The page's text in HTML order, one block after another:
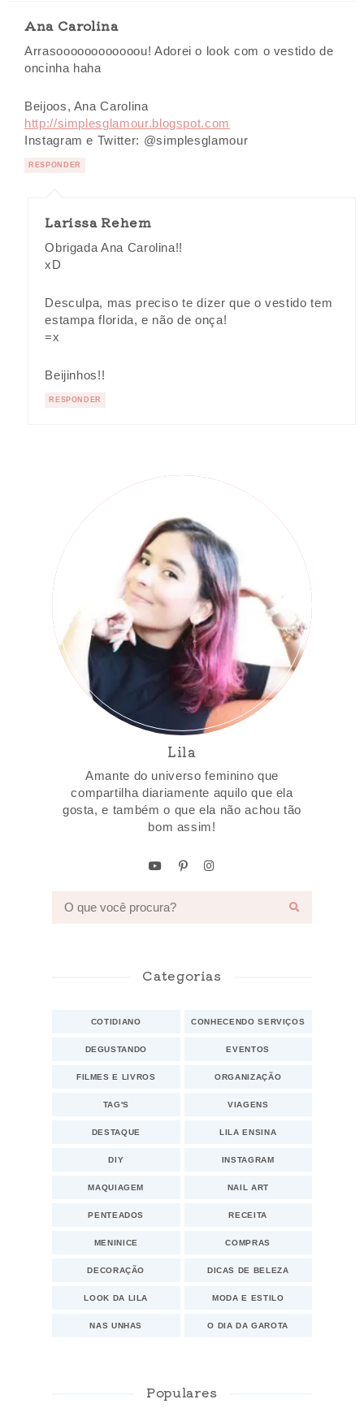
Ana Carolina
Arrasoooooooooooou! Adorei o look com o vestido de
oncinha haha
Beijoos, Ana Carolina
http://simplesglamour.blogspot.com
Instagram e Twitter: @simplesglamour
RESPONDER
Larissa Rehem
Obrigada Ana Carolina!!
xD
Desculpa, mas preciso te dizer que o vestido tem
estampa florida, e não de onça!
=x
Beijinhos!!
RESPONDER
Lila
Amante do universo feminino que
compartilha diariamente aquilo que ela
gosta, e também o que ela não achou tão
bom assim!
Categorias
COTIDIANO CONHECENDO SERVIÇOS
DEGUSTANDO EVENTOS
FILMES E LIVROS ORGANIZAÇÃO
TAG'S VIAGENS
DESTAQUE LILA ENSINA
DIY INSTAGRAM
MAQUIAGEM NAIL ART
PENTEADOS RECEITA
MENINICE COMPRAS
DECORAÇÃO DICAS DE BELEZA
LOOK DA LILA MODA E ESTILO
NAS UNHAS O DIA DA GAROTA
Populares